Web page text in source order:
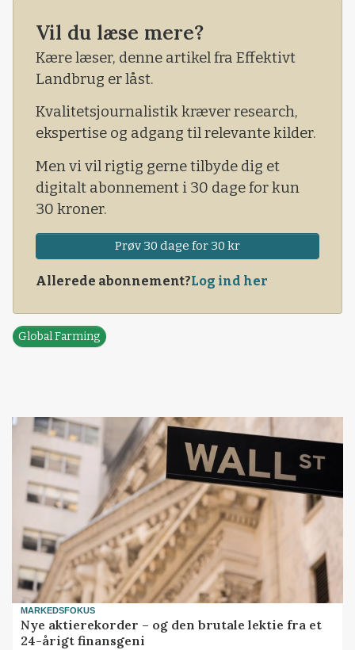
Men udsigten til, at det danske andelsselskab
tager et giganthop ind i fremtiden, er meget
lyse. For i starten af august 2018 blev der lavet
en handel af de helt store i New Zealand.
Nemlig, at DLF køber frødi
Vil du læse mere?
Kære læser, denne artikel fra Effektivt
Landbrug er låst.
Kvalitetsjournalistik kræver research,
ekspertise og adgang til relevante kilder.
Men vi vil rigtig gerne tilbyde dig et
digitalt abonnement i 30 dage for kun
30 kroner.
Prøv 30 dage for 30 kr
Allerede abonnement?Log ind her
Global Farming
MARKEDSFOKUS
Nye aktierekorder – og den brutale lektie fra et
24-årigt finansgeni